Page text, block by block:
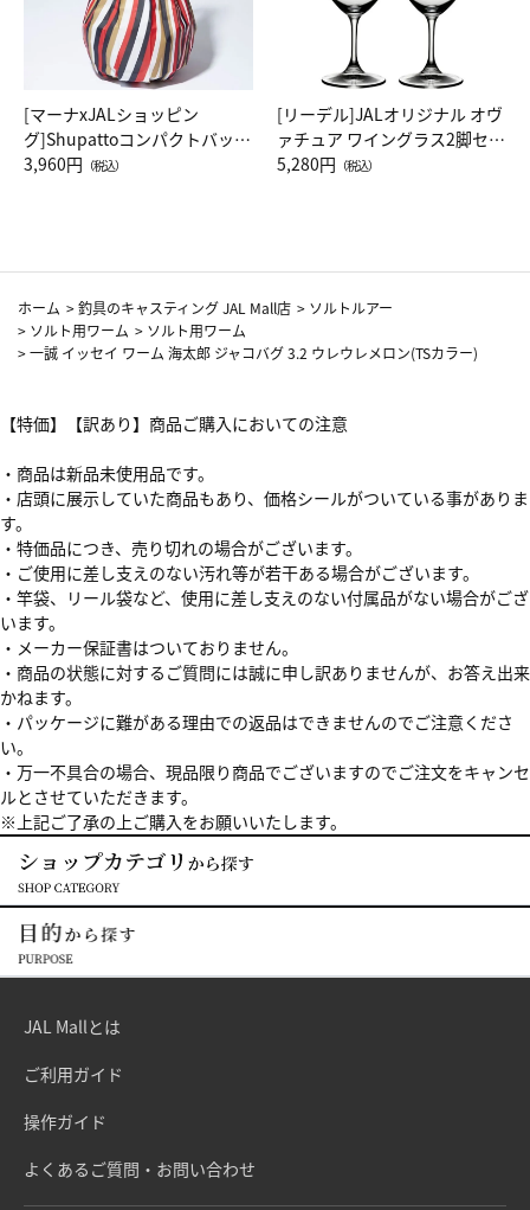
[マーナxJALショッピン
グ]Shupattoコンパクトバッグ
Drop JAL客室乗務員（LC）ス
3,960円 （税込）
[リーデル]JALオリジナル オヴ
ァチュア ワイングラス2脚セッ
ト（レッドワイン）
5,280円 （税込）
ホーム >釣具のキャスティング JAL Mall店 > ソルトルアー
> ソルト用ワーム > ソルト用ワーム
>一誠 イッセイ ワーム 海太郎 ジャコバグ 3.2 ウレウレメロン(TSカラー)
【特価】【訳あり】商品ご購入においての注意
・商品は新品未使用品です。
・店頭に展示していた商品もあり、価格シールがついている事がありま
す。
・特価品につき、売り切れの場合がございます。
・ご使用に差し支えのない汚れ等が若干ある場合がございます。
・竿袋、リール袋など、使用に差し支えのない付属品がない場合がござ
います。
・メーカー保証書はついておりません。
・商品の状態に対するご質問には誠に申し訳ありませんが、お答え出来
かねます。
・パッケージに難がある理由での返品はできませんのでご注意くださ
い。
・万一不具合の場合、現品限り商品でございますのでご注文をキャンセ
ルとさせていただきます。
※上記ご了承の上ご購入をお願いいたします。
JAL Mallとは
ご利用ガイド
操作ガイド
よくあるご質問・お問い合わせ